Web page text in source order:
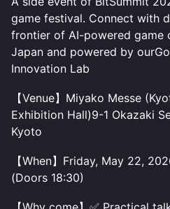
game festival. Connect with
frontier of AI-powered game
Japan and powered by
Innovation Lab
【Venue】Miyako Messe
Exhibition Hall)9-1 Okazaki
Kyoto
【When】Friday, May 22,
(Doors 18:30)